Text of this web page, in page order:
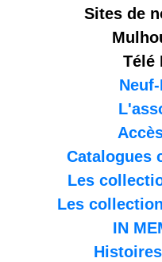
Sites de
Télé
Catalogues
Les
Les
IN